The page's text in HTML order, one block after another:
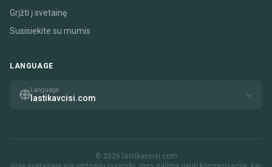
Grįžti į svetainę
Susisiekite su mumis
LANGUAGE
Language
lastikavcisi.com
© 2026 lastikavcisi.com